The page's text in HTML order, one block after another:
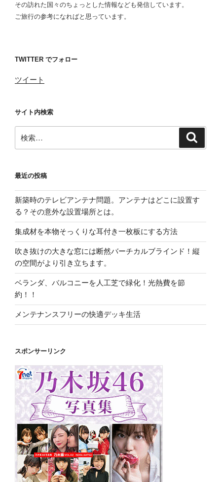
その訪れた国々のちょっとした情報なども発信しています。
ご旅行の参考になればと思っています。
TWITTER でフォロー
ツイート
サイト内検索
索:
最近の投稿
新築時のテレビアンテナ問題。アンテナはどこに設置す
る？その意外な設置場所とは。
集成材を本物そっくりな耳付き一枚板にする方法
吹き抜けの大きな窓には断然バーチカルブラインド！縦
の空間がより引き立ちます。
ベランダ、バルコニーを人工芝で緑化！光熱費を節
約！！
メンテナンスフリーの快適デッキ生活
スポンサーリンク